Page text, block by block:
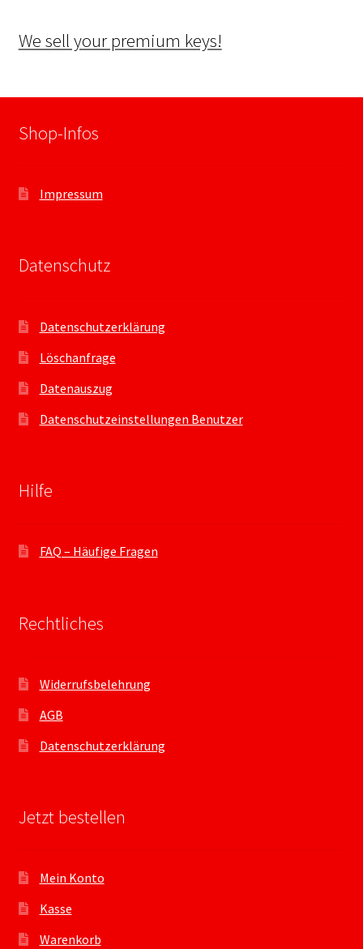
We sell your premium keys!
Shop-Infos
Impressum
Datenschutz
Datenschutzerklärung
Löschanfrage
Datenauszug
Datenschutzeinstellungen Benutzer
Hilfe
FAQ – Häufige Fragen
Rechtliches
Widerrufsbelehrung
AGB
Datenschutzerklärung
Jetzt bestellen
Mein Konto
Kasse
Warenkorb